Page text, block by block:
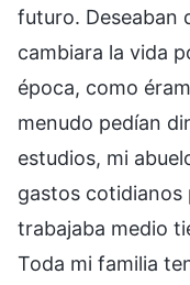
futuro. Deseaban
cambiara la vida
época, como
menudo pedían
estudios, mi
gastos cotidianos
trabajaba medio
Toda mi familia